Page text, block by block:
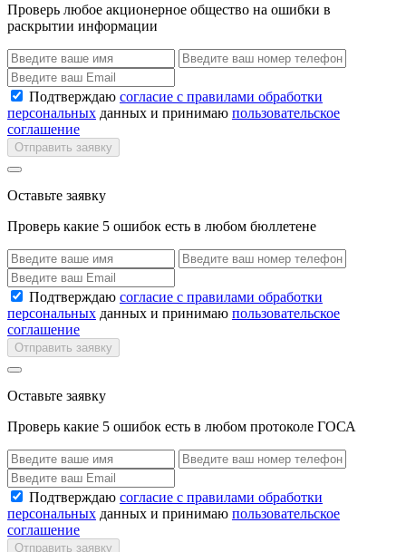
Проверь любое акционерное общество на ошибки в
раскрытии информации
Подтверждаю согласие с правилами обработки
персональных данных и принимаю пользовательское
соглашение
Отправить заявку
Оставьте заявку
Проверь какие 5 ошибок есть в любом бюллетене
Подтверждаю согласие с правилами обработки
персональных данных и принимаю пользовательское
соглашение
Отправить заявку
Оставьте заявку
Проверь какие 5 ошибок есть в любом протоколе ГОСА
Подтверждаю согласие с правилами обработки
персональных данных и принимаю пользовательское
соглашение
Отправить заявку